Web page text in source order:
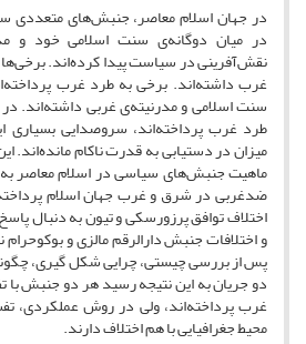
در جهان اسلام معاصر، جنبش‌های متعددی
در میان دوگانه‌ی سنت اسلامی خود و
نقش‌آفرینی در سیاست پیدا کرده‌اند.
غرب داشته‌اند. برخی به طرد غرب
سنت اسلامی و مدرنیته‌ی غربی داشته‌اند.
طرد غرب پرداخته‌اند، سروصدایی بسیاری
میزان در دستیابی به قدرت ناکام
ماهیت جنبش‌های سیاسی در اسلام معاصر به
ضدغربی در شرق و غرب جهان اسلام
اختلاف توافق پرزورسکی و تیون به دنبال
و اختلافات جنبش دارالرقم مالزی و
پس از بررسی چیستی، چرایی شکل گیری،
دو جریان به این نتیجه رسید هر دو جنبش با
غرب پرداخته‌اند، ولی در روش عملکردی،
محیط جغرافیایی با هم اختلاف دارند.